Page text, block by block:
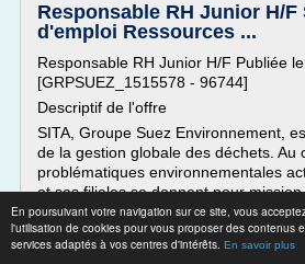
En poursuivant votre navigation sur ce site, vous
l'utilisation de cookies pour vous proposer des contenus
services adaptés à vos centres d'intérêts. En savoir plus
Responsable RH Junior H/F
d'emploi Ressources ...
Responsable RH Junior H/F Publiée
[GRPSUEZ_1515578 - 96744]
Descriptif de l'offre
SITA, Groupe Suez Environnement,
de la gestion globale des déchets. Au
problématiques environnementales
et ses filiales se donnent pour
l'environnement et de favoriser le
en proposant des solutions...